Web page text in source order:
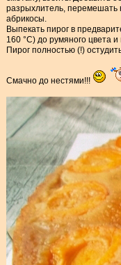
разрыхлитель, перемешать
абрикосы.
Выпекать пирог в
160 °С) до румяного цвета
Пирог полностью (!)
Смачно до нестями!!!